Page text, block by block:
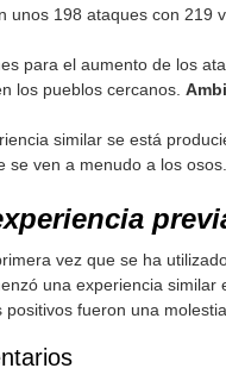
unos 198 ataques con 219
para el aumento de los
los pueblos cercanos.
similar se está
se ven a menudo a los osos.
vez que se ha
una experiencia similar
positivos fueron una